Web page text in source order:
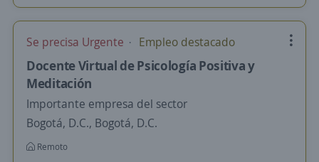
Se precisa Urgente Empleo destacado
Docente Virtual de Psicología Positiva y
Meditación
Importante empresa del sector
Bogotá, D.C., Bogotá, D.C.
Remoto